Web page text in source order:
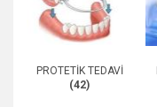
PROTETİK TEDAVİ
(42)